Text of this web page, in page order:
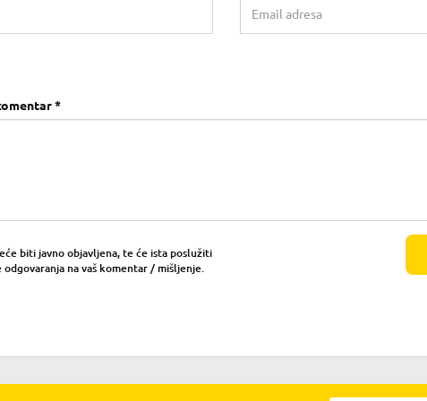
*
biti javno objavljena, te će ista poslužiti
na vaš komentar / mišljenje.